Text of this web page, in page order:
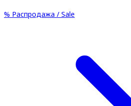
% Распродажа / Sale